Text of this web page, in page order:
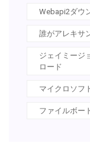
Webapi2ダウ
誰がアレキサ
ジェイミージ
ロード
マイクロソフ
ファイルボー